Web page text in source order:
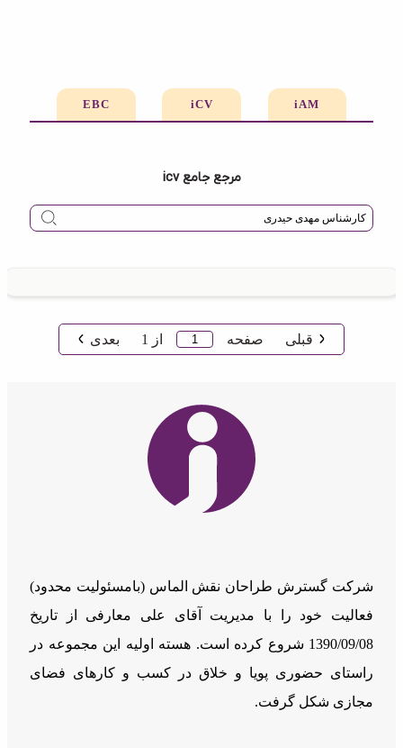
iAM
iCV
EBC
مرجع جامع icv
قبلی صفحه از 1 بعدی
شرکت گسترش طراحان نقش الماس (بامسئوليت محدود)
فعالیت خود را با مدیریت آقای علی معارفی از تاریخ
1390/09/08 شروع کرده است. هسته اولیه این مجموعه در
راستای حضوری پویا و خلاق در کسب و کارهای فضای
مجازی شکل گرفت.